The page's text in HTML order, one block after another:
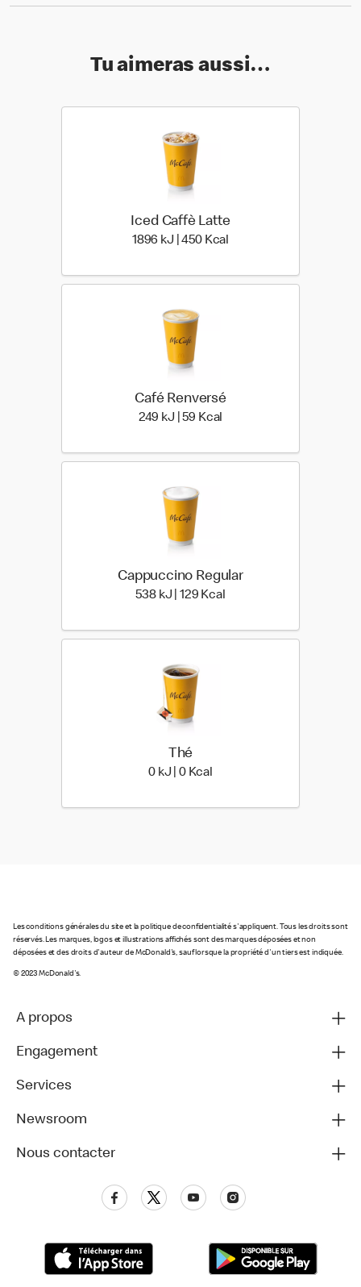
Tu aimeras aussi…
Iced Caffè Latte
1896 kJ | 450 Kcal
Café Renversé
249 kJ | 59 Kcal
Cappuccino Regular
538 kJ | 129 Kcal
Thé
0 kJ | 0 Kcal
Les conditions générales du site et la politique de confidentialité s'appliquent. Tous les droits sont
réservés. Les marques, logos et illustrations affichés sont des marques déposées et non
déposées et des droits d'auteur de McDonald's, sauf lorsque la propriété d'un tiers est indiquée.
© 2023 McDonald's.
A propos
Engagement
Services
Newsroom
Nous contacter